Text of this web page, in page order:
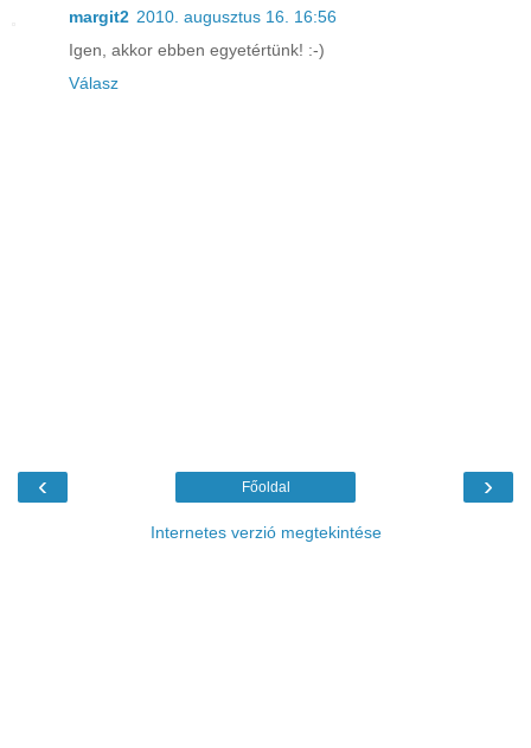
margit2 2010. augusztus 16. 16:56
Igen, akkor ebben egyetértünk! :-)
Válasz
‹ ›
Főoldal
Internetes verzió megtekintése